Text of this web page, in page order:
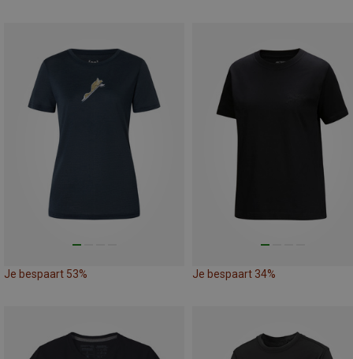
Je bespaart 53% Je bespaart 34%